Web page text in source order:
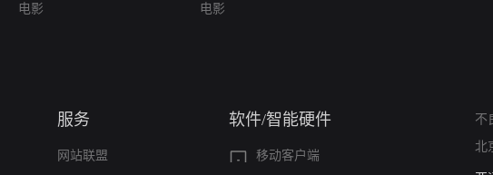
电影
电影
服务
网站联盟
软件/智能硬件
移动客户端
不
北
亚